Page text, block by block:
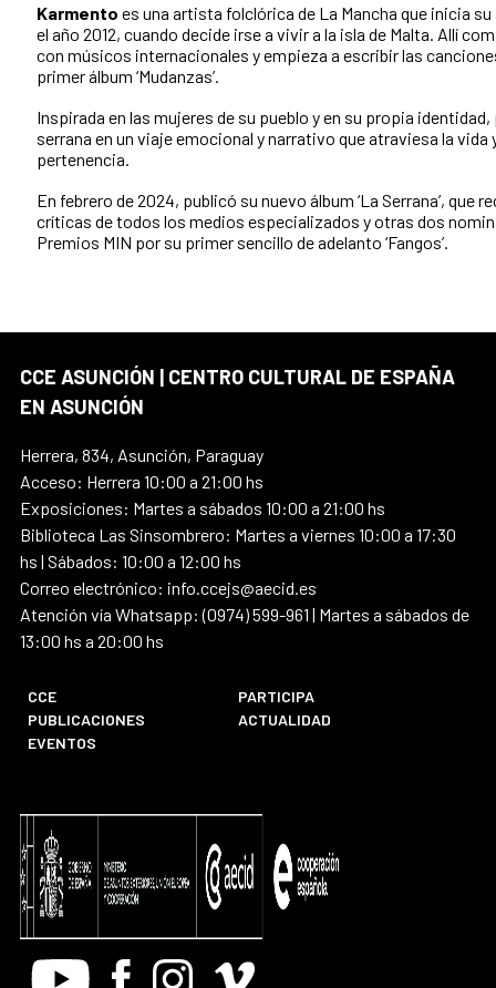
Karmento es una artista folclórica de La Mancha que inicia
el año 2012, cuando decide irse a vivir a la isla de Malta. Allí
con músicos internacionales y empieza a escribir las
primer álbum ‘Mudanzas’.
Inspirada en las mujeres de su pueblo y en su propia
serrana en un viaje emocional y narrativo que atraviesa la vida
pertenencia.
En febrero de 2024, publicó su nuevo álbum ‘La Serrana’, que
críticas de todos los medios especializados y otras dos
Premios MIN por su primer sencillo de adelanto ‘Fangos’.
CCE ASUNCIÓN | CENTRO CULTURAL DE ESPAÑA
EN ASUNCIÓN
Herrera, 834, Asunción, Paraguay
Acceso: Herrera 10:00 a 21:00 hs
Exposiciones: Martes a sábados 10:00 a 21:00 hs
Biblioteca Las Sinsombrero: Martes a viernes 10:00 a 17:30
hs | Sábados: 10:00 a 12:00 hs
Correo electrónico: info.ccejs@aecid.es
Atención vía Whatsapp: (0974) 599-961 | Martes a sábados de
13:00 hs a 20:00 hs
CCE
PARTICIPA
PUBLICACIONES
ACTUALIDAD
EVENTOS
Youtube FacebookInstagram
Vimeo